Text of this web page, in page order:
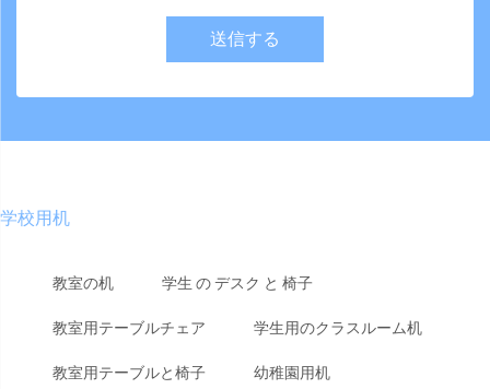
送信する
学校用机
教室の机 学生 の デスク と 椅子
教室用テーブルチェア 学生用のクラスルーム机
教室用テーブルと椅子 幼稚園用机